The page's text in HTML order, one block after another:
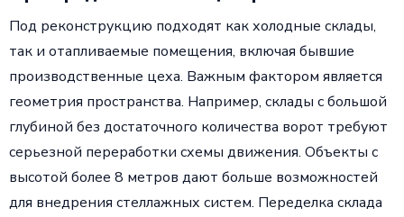
Под реконструкцию подходят как холодные склады,
так и отапливаемые помещения, включая бывшие
производственные цеха. Важным фактором является
геометрия пространства. Например, склады с большой
глубиной без достаточного количества ворот требуют
серьезной переработки схемы движения. Объекты с
высотой более 8 метров дают больше возможностей
для внедрения стеллажных систем. Переделка склада